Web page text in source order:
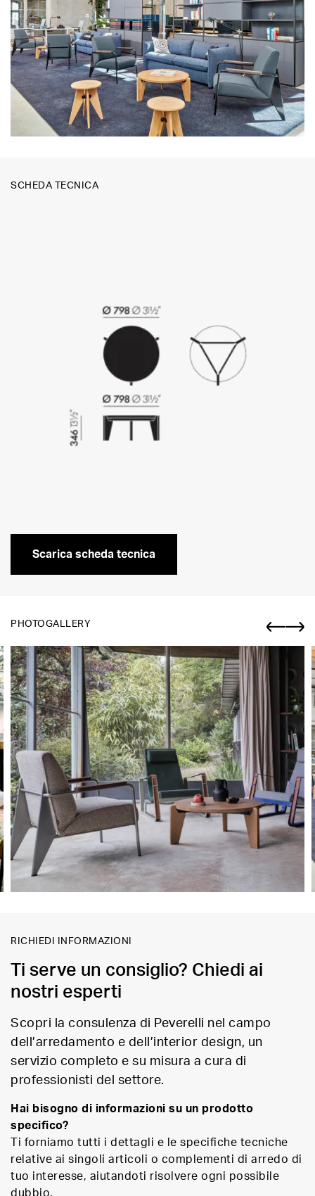
SCHEDA TECNICA
Scarica scheda tecnica
PHOTOGALLERY
RICHIEDI INFORMAZIONI
Ti serve un consiglio? Chiedi ai
nostri esperti
Scopri la consulenza di Peverelli nel campo
dell’arredamento e dell’interior design, un
servizio completo e su misura a cura di
professionisti del settore.
Hai bisogno di informazioni su un prodotto
specifico?
Ti forniamo tutti i dettagli e le specifiche tecniche
relative ai singoli articoli o complementi di arredo di
tuo interesse, aiutandoti risolvere ogni possibile
dubbio.